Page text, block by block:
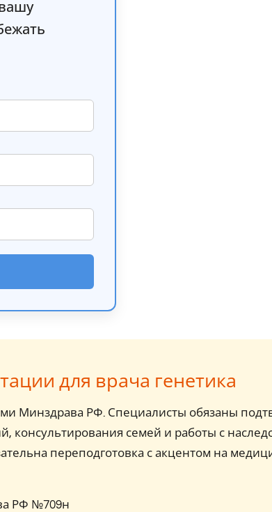
для врача генетика
Минздрава РФ. Специалисты обязаны
консультирования семей и работы с
переподготовка с акцентом на
РФ №709н